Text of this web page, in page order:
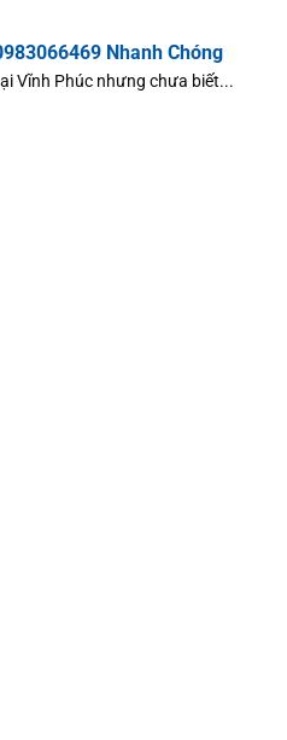
Nhanh Chóng
Vĩnh Phúc nhưng chưa biết...